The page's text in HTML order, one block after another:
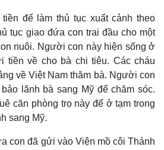
Ô tô - Xe máy
Ô tô
Xe máy
Tư vấn
để làm thủ tục xuất cảnh theo
tục giao đứa con trai đầu cho một
nuôi. Người con này hiện sống ở
tiền về cho bà chi tiêu. Các cháu
về Việt Nam thăm bà. Người con
lãnh bà sang Mỹ để chăm sóc.
căn phòng trọ này để ở tạm trong
sang Mỹ.
con đã gửi vào Viện mồ côi Thánh